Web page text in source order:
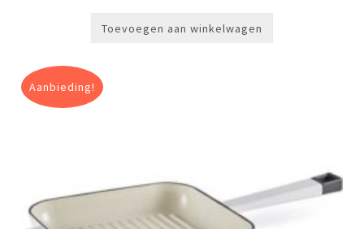
Toevoegen aan winkelwagen
Aanbieding!